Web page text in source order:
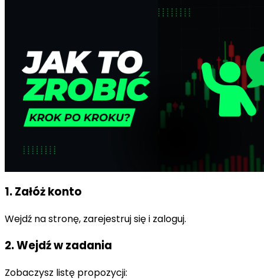
1. Załóż konto
Wejdź na stronę, zarejestruj się i zaloguj.
2. Wejdź w zadania
Zobaczysz listę propozycji: